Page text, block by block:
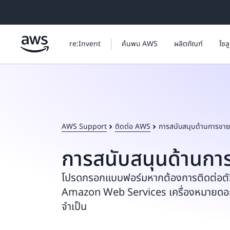
re:Invent ค้นพบ AWS ผลิตภัณฑ์ โซ
AWS Support ติดต่อ AWS การสนับสนุนด้านการขาย
การสนับสนุนด้านกา
โปรดกรอกแบบฟอร์มหากต้องการติดต่อ
Amazon Web Services เครื่องหมาย
จำเป็น